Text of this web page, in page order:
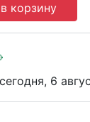
корзину
сегодня, 6